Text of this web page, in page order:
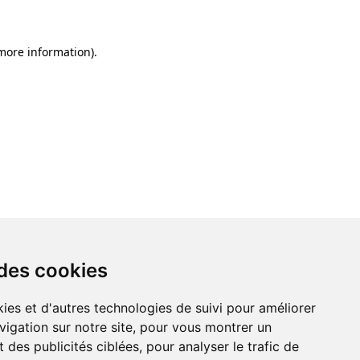
cookies
et d'autres technologies de suivi pour améliorer
sur notre site, pour vous montrer un
des publicités ciblées, pour analyser le trafic de
information).